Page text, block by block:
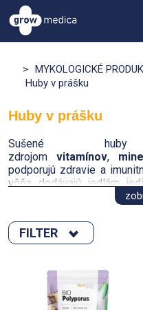
> MYKOLOGICKÉ
Huby v prášku
Huby v prášku
Sušené
zdrojom vitamínov,
podporujú zdravie a
vôňa dodávajú jedlám
prípravu polievok, omáčok a
Hlavné benefity húb:
prírodný zdroj
vhodné na
jedál
FILTER
novinka
Výpredaj